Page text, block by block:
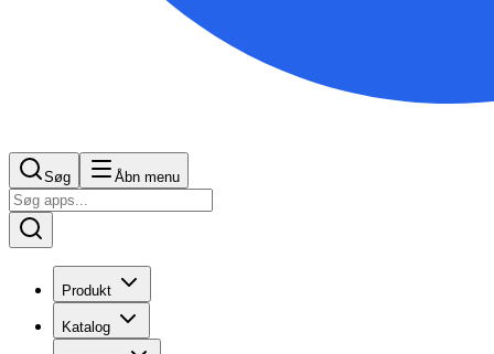
Søg Åbn menu
Produkt
Katalog